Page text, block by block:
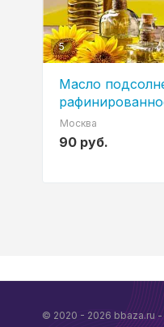
5
Масло
Москва
90 руб.
© 2020 - 2026 bbaza.ru